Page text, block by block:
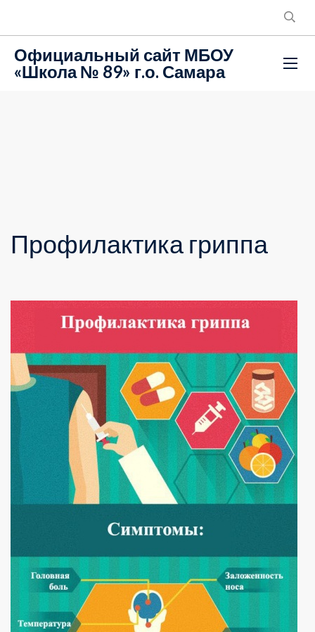
Официальный сайт МБОУ
«Школа № 89» г.о. Самара
Профилактика гриппа